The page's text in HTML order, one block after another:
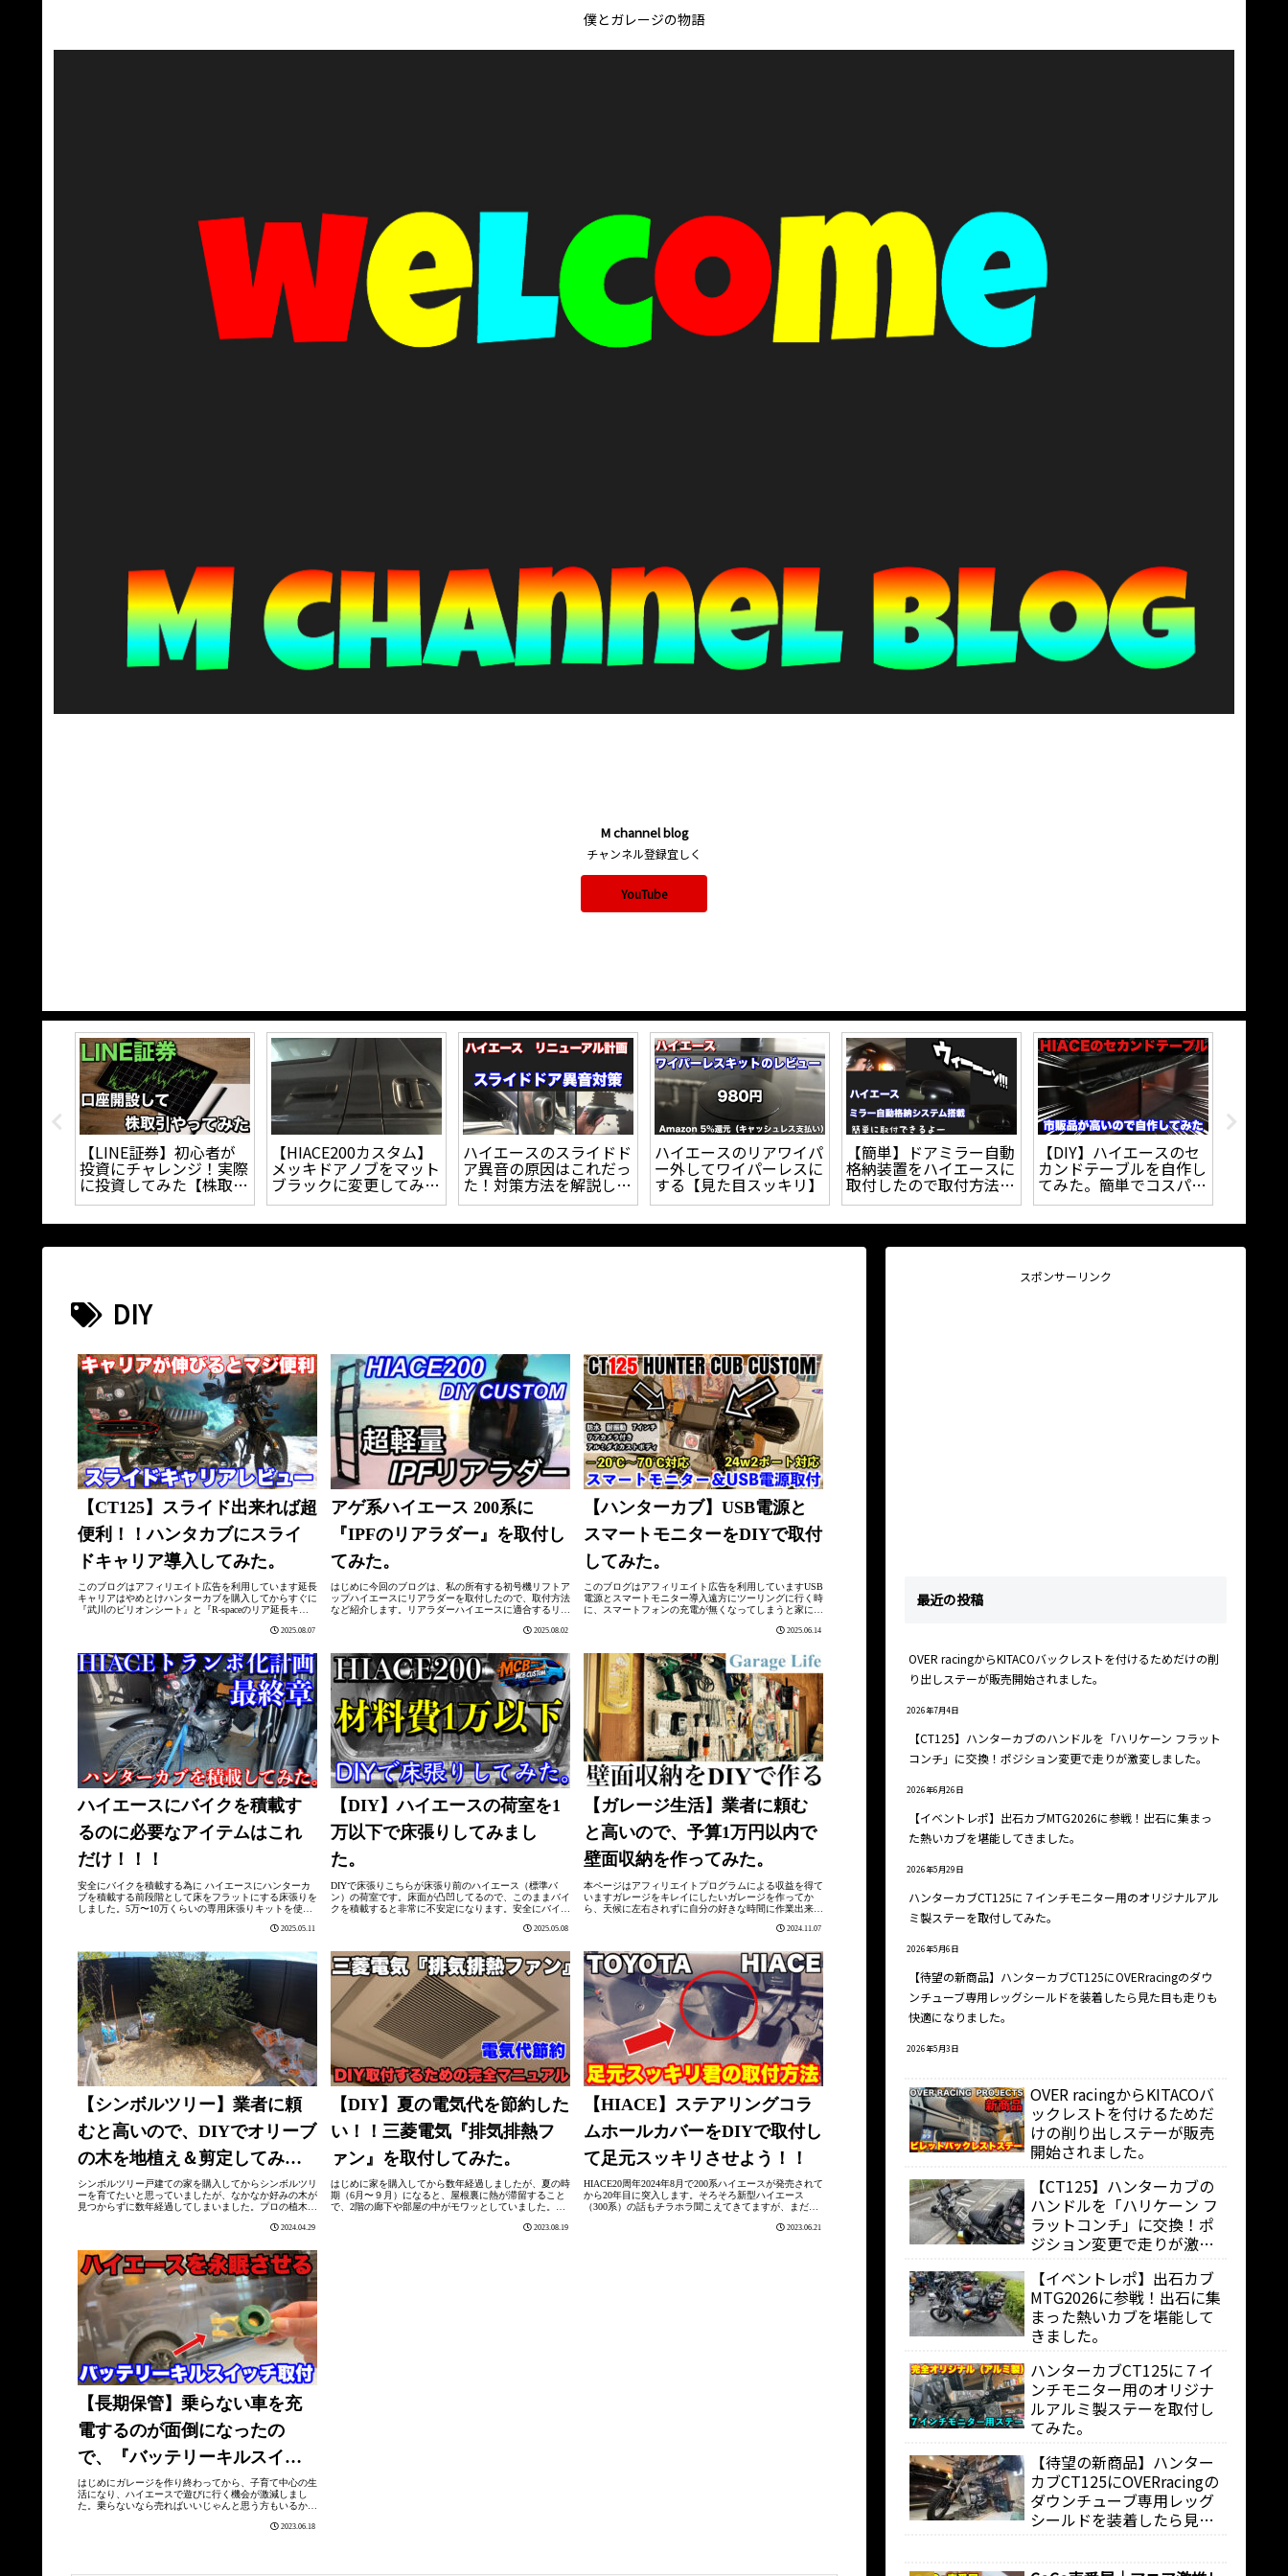
僕とガレージの物語
M channel blog
チャンネル登録宜しく
YouTube
【タイヤ】ホワイトレタ
ーの汚れを簡単に新品の
タイヤのような白色にす
る方法｜
『ハイエースの足回り対
策』スタビライザーとコ
ンフォートシャックルっ
てどっちが良いの？？
【ハイエース】車検対応
UIvehicleロングスライ
ドレールをDIYで取付し
たので取付方法について
【ハイエース】DIYで制
振・断熱・防音施工やっ
たけど、驚くほど効果あ
りました。
ハイエースの純正コンソ
ールボックスを撤去｜オ
リジナルテーブルを自作
｜
【DIY塗装】自動車のエ
ンブレムを外して自家塗
装してみた！！プロ級に
塗装できるの？？
DIY
【CT125】スライド出来れば超
便利！！ハンタカブにスライ
ドキャリア導入してみた。
このブログはアフィリエイト広告を利用しています延長
キャリアはやめとけハンターカブを購入してからすぐに
『武川のピリオンシート』と『R-spaceのリア延長キャ
2025.08.07
アゲ系ハイエース 200系に
『IPFのリアラダー』を取付し
てみた。
はじめに今回のブログは、私の所有する初号機リフトア
ップハイエースにリアラダーを取付したので、取付方法
など紹介します。リアラダーハイエースに適合するリア
2025.08.02
【ハンターカブ】USB電源と
スマートモニターをDIYで取付
してみた。
このブログはアフィリエイト広告を利用していますUSB
電源とスマートモニター導入遠方にツーリングに行く時
に、スマートフォンの充電が無くなってしまうと家に帰
2025.06.14
ハイエースにバイクを積載す
るのに必要なアイテムはこれ
だけ！！！
安全にバイクを積載する為に ハイエースにハンターカ
ブを積載する前段階として床をフラットにする床張りを
しました。5万〜10万くらいの専用床張りキットを使用
2025.05.11
【DIY】ハイエースの荷室を1
万以下で床張りしてみまし
た。
DIYで床張りこちらが床張り前のハイエース（標準バ
ン）の荷室です。床面が凸凹してるので、このままバイ
クを積載すると非常に不安定になります。安全にバイク
2025.05.08
【ガレージ生活】業者に頼む
と高いので、予算1万円以内で
壁面収納を作ってみた。
本ページはアフィリエイトプログラムによる収益を得て
いますガレージをキレイにしたいガレージを作ってか
ら、天候に左右されずに自分の好きな時間に作業出来る
その一方で、ガレージ内に工具や材料を安易に...2024.11.07
【シンボルツリー】業者に頼
むと高いので、DIYでオリーブ
の木を地植え＆剪定してみ
た。
シンボルツリー戸建ての家を購入してからシンボルツリ
ーを育てたいと思っていましたが、なかなか好みの木が
見つからずに数年経過してしまいました。プロの植木屋
してくれますが、それなりにコストがかかり... 2024.04.29
【DIY】夏の電気代を節約した
い！！三菱電気『排気排熱フ
ァン』を取付してみた。
はじめに家を購入してから数年経過しましたが、夏の時
期（6月〜９月）になると、屋根裏に熱が滞留すること
で、2階の廊下や部屋の中がモワッとしていました。こ
がかかってしまうので電気代が高くなります... 2023.08.19
【HIACE】ステアリングコラ
ムホールカバーをDIYで取付し
て足元スッキリさせよう！！
HIACE20周年2024年8月で200系ハイエースが発売されて
から20年目に突入します。そろそろ新型ハイエース
（300系）の話もチラホラ聞こえてきてますが、まだ具
2023.06.21
【長期保管】乗らない車を充
電するのが面倒になったの
で、『バッテリーキルスイッ
チ』を取付してみました。
はじめにガレージを作り終わってから、子育て中心の生
活になり、ハイエースで遊びに行く機会が激減しまし
た。乗らないなら売ればいいじゃんと思う方もいるかも
で、その選択肢は今の所ありません。車を乗ら...2023.06.18
スポンサーリンク
最近の投稿
OVER racingからKITACOバックレストを付けるためだけの削
り出しステーが販売開始されました。
2026年7月4日
【CT125】ハンターカブのハンドルを「ハリケーン フラット
コンチ」に交換！ポジション変更で走りが激変しました。
2026年6月26日
【イベントレポ】出石カブMTG2026に参戦！出石に集まっ
た熱いカブを堪能してきました。
2026年5月29日
ハンターカブCT125に７インチモニター用のオリジナルアル
ミ製ステーを取付してみた。
2026年5月6日
【待望の新商品】ハンターカブCT125にOVERracingのダウ
ンチューブ専用レッグシールドを装着したら見た目も走りも
快適になりました。
2026年5月3日
OVER racingからKITACOバ
ックレストを付けるためだ
けの削り出しステーが販売
開始されました。
【CT125】ハンターカブの
ハンドルを「ハリケーン フ
ラットコンチ」に交換！ポ
ジション変更で走りが激変
【イベントレポ】出石カブ
MTG2026に参戦！出石に集
まった熱いカブを堪能して
きました。
ハンターカブCT125に７イ
ンチモニター用のオリジナ
ルアルミ製ステーを取付し
てみた。
【待望の新商品】ハンター
カブCT125にOVERracingの
ダウンチューブ専用レッグ
シールドを装着したら見た